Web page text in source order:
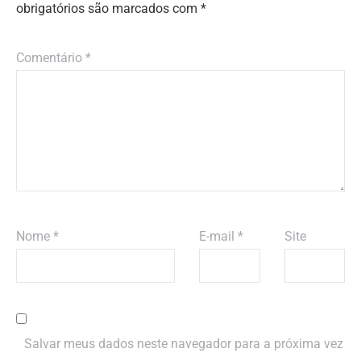
obrigatórios são marcados com *
Comentário *
Nome * E-mail * Site
Salvar meus dados neste navegador para a próxima vez